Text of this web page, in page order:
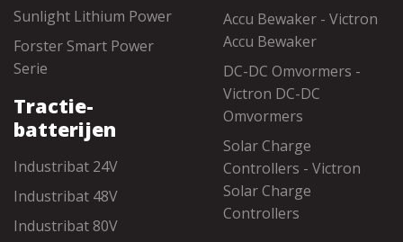
Sunlight Lithium Power
Forster Smart Power
Serie
Tractie-
batterijen
Industribat 24V
Industribat 48V
Industribat 80V
Accu Bewaker - Victron
Accu Bewaker
DC-DC Omvormers -
Victron DC-DC
Omvormers
Solar Charge
Controllers - Victron
Solar Charge
Controllers